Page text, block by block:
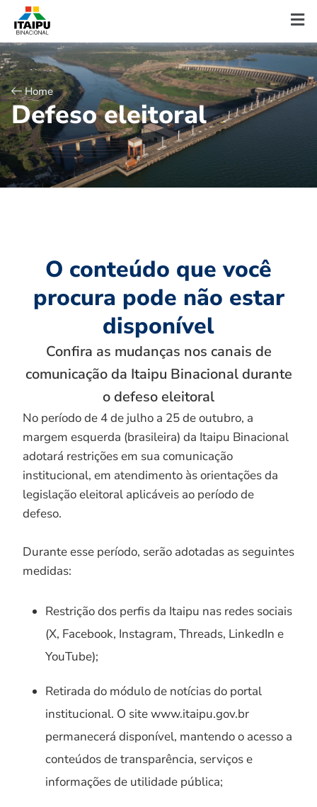
Home
Defeso eleitoral
O conteúdo que você
procura pode não estar
disponível
Confira as mudanças nos canais de
comunicação da Itaipu Binacional durante
o defeso eleitoral
No período de 4 de julho a 25 de outubro, a
margem esquerda (brasileira) da Itaipu Binacional
adotará restrições em sua comunicação
institucional, em atendimento às orientações da
legislação eleitoral aplicáveis ao período de
defeso.
Durante esse período, serão adotadas as seguintes
medidas:
Restrição dos perfis da Itaipu nas redes sociais
(X, Facebook, Instagram, Threads, LinkedIn e
YouTube);
Retirada do módulo de notícias do portal
institucional. O site www.itaipu.gov.br
permanecerá disponível, mantendo o acesso a
conteúdos de transparência, serviços e
informações de utilidade pública;